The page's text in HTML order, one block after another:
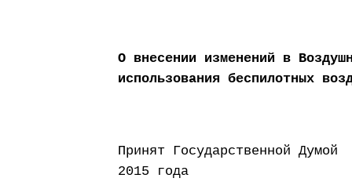
О внесении изменений в
использования беспилотных
Принят
2015 года